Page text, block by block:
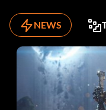
NEWS